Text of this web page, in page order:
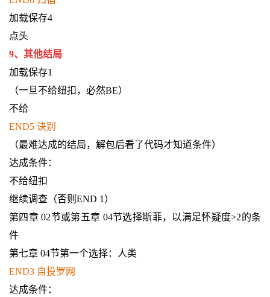
加载保存4
点头
9、其他结局
加载保存1
（一旦不给纽扣，必然BE）
不给
END5 诀别
（最难达成的结局，解包后看了代码才知道条件）
达成条件：
不给纽扣
继续调查（否则END 1）
第四章 02节或第五章 04节选择斯菲，以满足怀疑度>2的条
件
第七章 04节第一个选择：人类
END3 自投罗网
达成条件：